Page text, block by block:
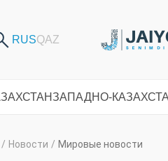
ЗАПАДНО-
/ Новости / Мировые новости